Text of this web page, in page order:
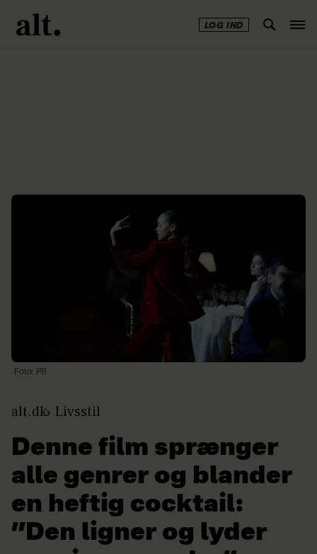
LOG IND
Foto: PR
alt.dk Livsstil
Denne film sprænger
alle genrer og blander
en heftig cocktail:
”Den ligner og lyder